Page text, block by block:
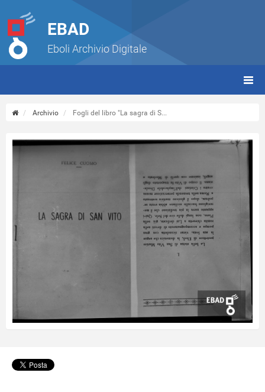
EBAD
Eboli Archivio Digitale
Archivio Fogli del libro "La sagra di S...